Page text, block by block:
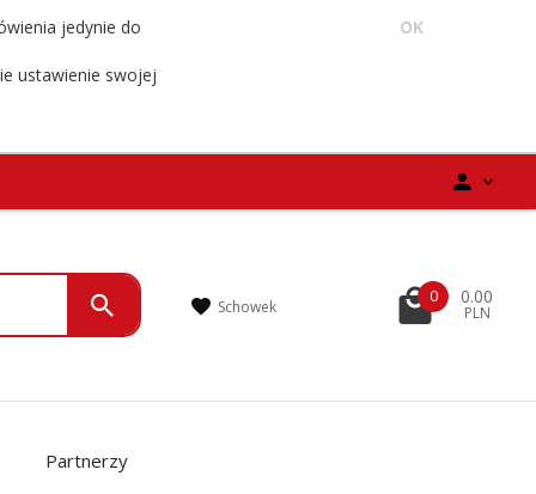
jedynie do
ustawienie swojej
OK
Schowek
0 0.00
PLN
Partnerzy